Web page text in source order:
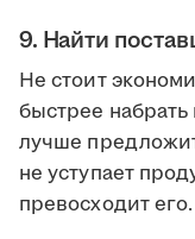
9. Найти
Не стоит
быстрее
лучше
не уступает
превосходит его.